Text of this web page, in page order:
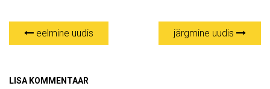
eelmine uudis järgmine uudis
LISA KOMMENTAAR